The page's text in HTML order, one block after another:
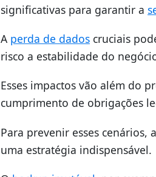
significativas para garantir a
A perda de dados cruciais
risco a estabilidade do
Esses impactos vão além do
cumprimento de obrigações
Para prevenir esses
uma estratégia indispensável.